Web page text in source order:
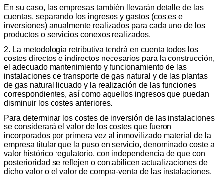
En su caso, las empresas también llevarán detalle de las
cuentas, separando los ingresos y gastos (costes e
inversiones) anualmente realizados para cada uno de los
productos o servicios conexos realizados.
2. La metodología retributiva tendrá en cuenta todos los
costes directos e indirectos necesarios para la construcción,
el adecuado mantenimiento y funcionamiento de las
instalaciones de transporte de gas natural y de las plantas
de gas natural licuado y la realización de las funciones
correspondientes, así como aquellos ingresos que puedan
disminuir los costes anteriores.
Para determinar los costes de inversión de las instalaciones
se considerará el valor de los costes que fueron
incorporados por primera vez al inmovilizado material de la
empresa titular que la puso en servicio, denominado coste a
valor histórico regulatorio, con independencia de que con
posterioridad se reflejen o contabilicen actualizaciones de
dicho valor o el valor de compra-venta de las instalaciones.